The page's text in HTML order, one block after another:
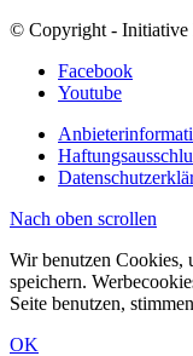
© Copyright - Initiative
Facebook
Youtube
Nach oben scrollen
Wir benutzen Cookies,
speichern.
Seite benutzen,
OK